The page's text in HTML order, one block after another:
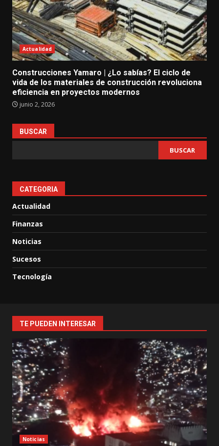
Actualidad
Construcciones Yamaro | ¿Lo sabías? El ciclo de
vida de los materiales de construcción revoluciona
eficiencia en proyectos modernos
junio 2, 2026
BUSCAR
BUSCAR
CATEGORIA
Actualidad
Finanzas
Noticias
Sucesos
Tecnología
TE PUEDEN INTERESAR
Noticias